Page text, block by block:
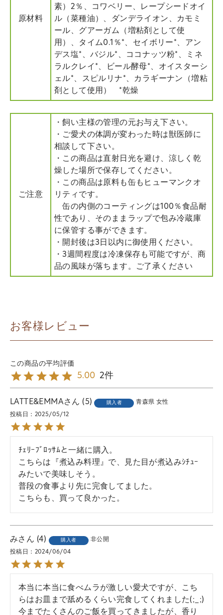
原材料
素）2％、コワベリー、レープシードオイ
ル（菜種油）、ダンデライオン、カモミ
ール、グアーガム（増粘剤として使
用）、タイム0.1％*、セイボリー*、アン
デス塩*、バジル*、ココナッツ粉*、ミネ
ラルクレイ*、ビール酵母*、オイスターシ
ェル*、スピルリナ*、カラギーナン（増粘
剤として使用） *乾燥
ご注意
・飼い主様の管理の元お与え下さい。
・ご愛犬の体調が変わった時は獣医師に
相談して下さい。
・この商品は直射日光を避け、涼しく乾
燥した場所で保存してください。
・この商品は原料も缶もヒューマンクオ
リティです。
缶の内側のコーティングは100％食品耐
性であり、そのままラップで包み冷蔵庫
に保管する事ができます。
・開封後は3日以内に御使用ください。
・3週間程度は冷凍保存も可能ですが、商
品の風味が落ちます。ご了承ください
お客様レビュー
5.00 2
LATTE&EMMA 5 購入者 青森県 女性
投稿日 2025/05/12
ﾁｪﾘｰﾌﾞﾛｯｻﾑと一緒に購入。
こちらは『煮込み料理』で、見た目が煮込みｼﾁｭｰ
みたいで美味しそう。
普段の食事より先に完食してました。
こちらも、買って良かった。
み 4 購入者 非公開
投稿日 2024/06/04
本当に本当に食べムラが激しい愛犬ですが、こち
らはお皿まで舐めるくらい完食してくれました(;_;)
今までたくさんのご飯を買ってきましたが、香り